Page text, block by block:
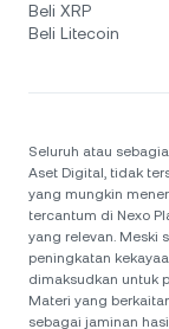
Beli XRP
Beli Litecoin
Seluruh atau
Aset Digital, tidak
yang mungkin
tercantum di Nexo
yang relevan. Meski
peningkatan
dimaksudkan untuk
Materi yang
sebagai jaminan